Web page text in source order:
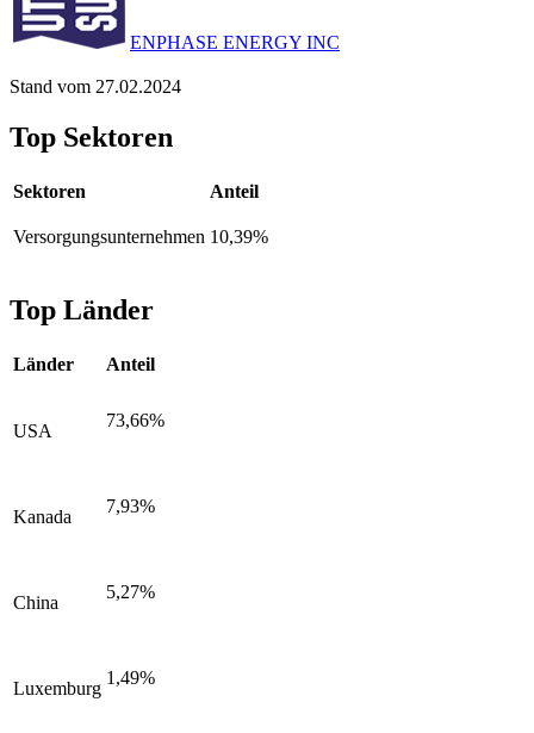
ENPHASE ENERGY INC
Stand vom 27.02.2024
Top Sektoren
Sektoren Anteil
Versorgungsunternehmen 10,39%
Top Länder
Länder Anteil
USA
73,66%
Kanada
7,93%
China
5,27%
Luxemburg
1,49%